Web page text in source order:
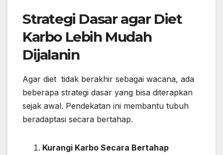
Strategi Dasar agar Diet
Karbo Lebih Mudah
Dijalanin
Agar diet tidak berakhir sebagai wacana, ada
beberapa strategi dasar yang bisa diterapkan
sejak awal. Pendekatan ini membantu tubuh
beradaptasi secara bertahap.
Kurangi Karbo Secara Bertahap